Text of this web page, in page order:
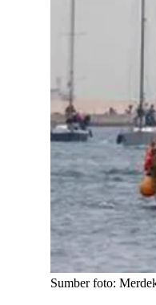
Sumber foto: